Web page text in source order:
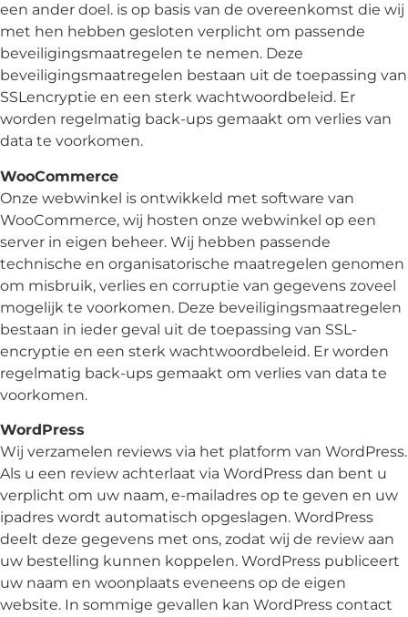
een ander doel. is op basis van de overeenkomst die wij
met hen hebben gesloten verplicht om passende
beveiligingsmaatregelen te nemen. Deze
beveiligingsmaatregelen bestaan uit de toepassing van
SSLencryptie en een sterk wachtwoordbeleid. Er
worden regelmatig back-ups gemaakt om verlies van
data te voorkomen.
WooCommerce
Onze webwinkel is ontwikkeld met software van
WooCommerce, wij hosten onze webwinkel op een
server in eigen beheer. Wij hebben passende
technische en organisatorische maatregelen genomen
om misbruik, verlies en corruptie van gegevens zoveel
mogelijk te voorkomen. Deze beveiligingsmaatregelen
bestaan in ieder geval uit de toepassing van SSL-
encryptie en een sterk wachtwoordbeleid. Er worden
regelmatig back-ups gemaakt om verlies van data te
voorkomen.
WordPress
Wij verzamelen reviews via het platform van WordPress.
Als u een review achterlaat via WordPress dan bent u
verplicht om uw naam, e-mailadres op te geven en uw
ipadres wordt automatisch opgeslagen. WordPress
deelt deze gegevens met ons, zodat wij de review aan
uw bestelling kunnen koppelen. WordPress publiceert
uw naam en woonplaats eveneens op de eigen
website. In sommige gevallen kan WordPress contact